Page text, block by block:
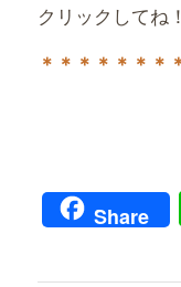
クリックしてね！
＊＊＊＊＊＊＊
Share